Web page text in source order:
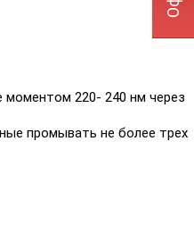
моментом 220- 240 нм через
промывать не более трех